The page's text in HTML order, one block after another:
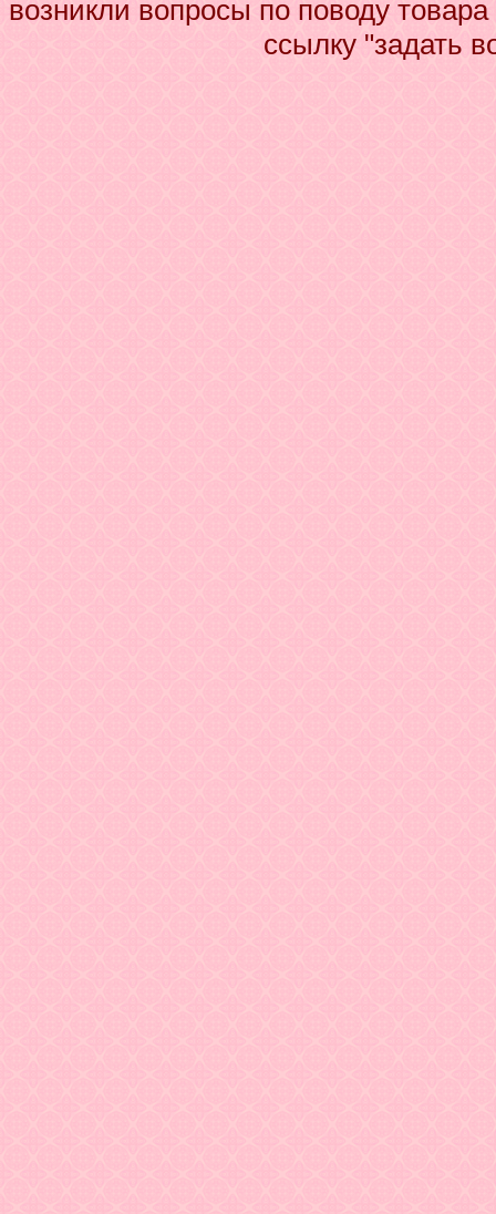
возникли вопросы по поводу
ссылку "задать